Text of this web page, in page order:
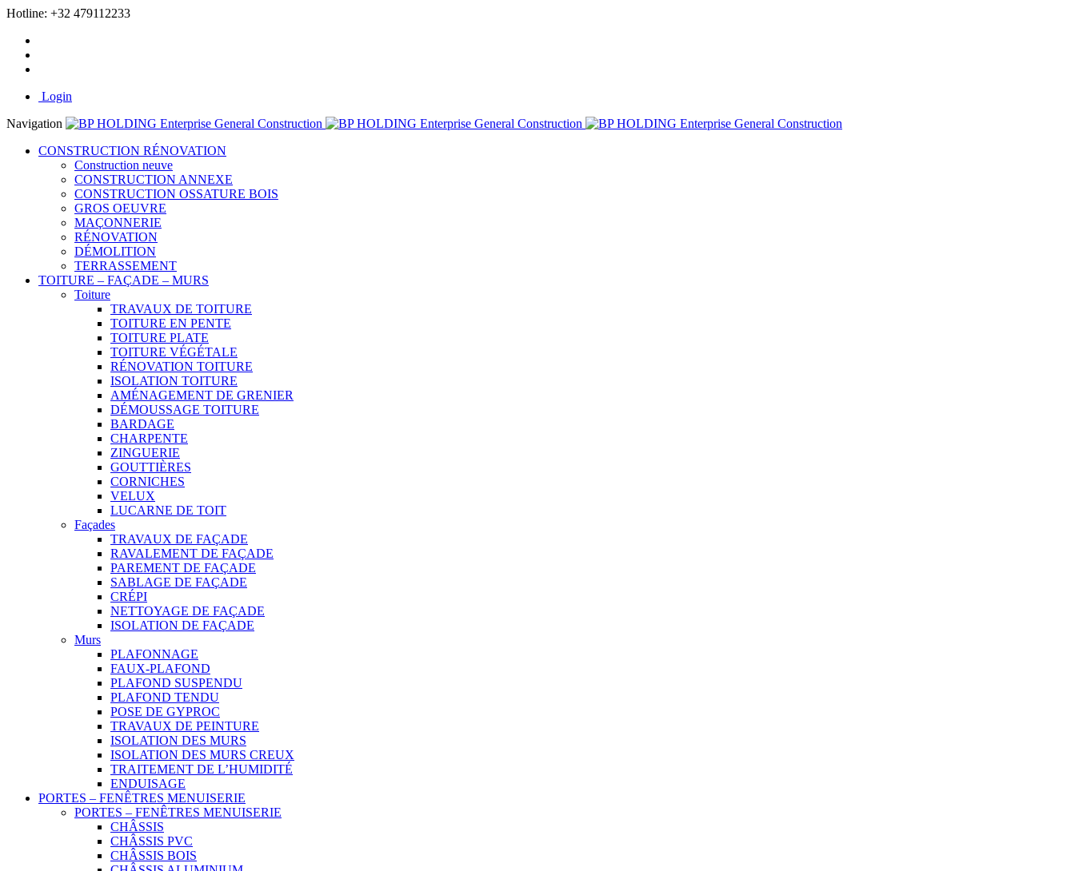
Hotline: +32 479112233
Login
Navigation
CONSTRUCTION RÉNOVATION
Construction neuve
CONSTRUCTION ANNEXE
CONSTRUCTION OSSATURE BOIS
GROS OEUVRE
MAÇONNERIE
RÉNOVATION
DÉMOLITION
TERRASSEMENT
TOITURE – FAÇADE – MURS
Toiture
TRAVAUX DE TOITURE
TOITURE EN PENTE
TOITURE PLATE
TOITURE VÉGÉTALE
RÉNOVATION TOITURE
ISOLATION TOITURE
AMÉNAGEMENT DE GRENIER
DÉMOUSSAGE TOITURE
BARDAGE
CHARPENTE
ZINGUERIE
GOUTTIÈRES
CORNICHES
VELUX
LUCARNE DE TOIT
Façades
TRAVAUX DE FAÇADE
RAVALEMENT DE FAÇADE
PAREMENT DE FAÇADE
SABLAGE DE FAÇADE
CRÉPI
NETTOYAGE DE FAÇADE
ISOLATION DE FAÇADE
Murs
PLAFONNAGE
FAUX-PLAFOND
PLAFOND SUSPENDU
PLAFOND TENDU
POSE DE GYPROC
TRAVAUX DE PEINTURE
ISOLATION DES MURS
ISOLATION DES MURS CREUX
TRAITEMENT DE L’HUMIDITÉ
ENDUISAGE
PORTES – FENÊTRES MENUISERIE
PORTES – FENÊTRES MENUISERIE
CHÂSSIS
CHÂSSIS PVC
CHÂSSIS BOIS